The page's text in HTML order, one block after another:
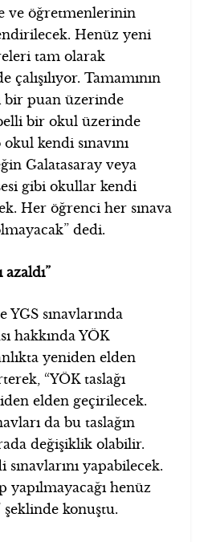
ve öğretmenlerinin
Henüz yeni
tam olarak
çalışılıyor. Tamamının
bir puan üzerinde
bir okul üzerinde
kendi sınavını
Galatasaray veya
gibi okullar kendi
Her öğrenci her sınava
dedi.
YGS sınavlarında
hakkında YÖK
yeniden elden
“YÖK taslağı
elden geçirilecek.
da bu taslağın
değişiklik olabilir.
yapabilecek.
yapılmayacağı henüz
şeklinde konuştu.